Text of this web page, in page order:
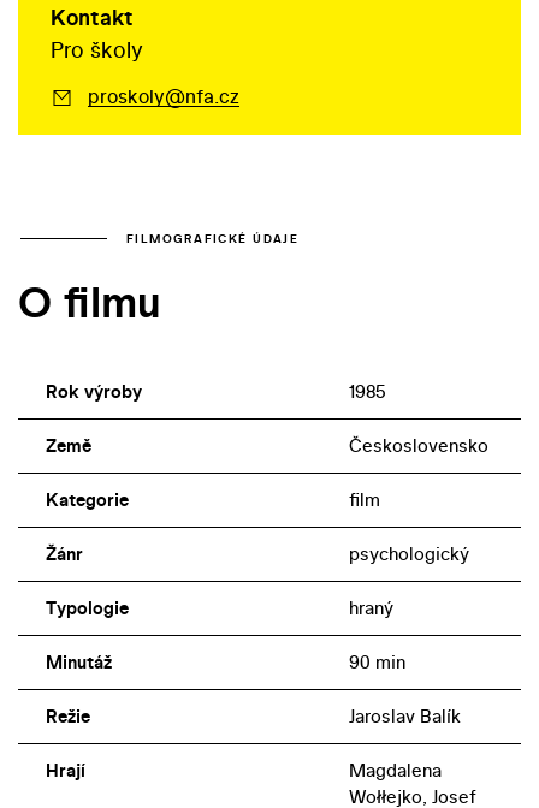
Kontakt
Pro školy
proskoly@nfa.cz
FILMOGRAFICKÉ ÚDAJE
O filmu
Rok výroby 1985
Země Československo
Kategorie film
Žánr psychologický
Typologie hraný
Minutáž 90 min
Režie Jaroslav Balík
Hrají
Magdalena
Wołłejko, Josef